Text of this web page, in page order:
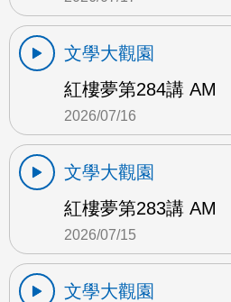
文學大觀園
紅樓夢第284講 AM
2026/07/16
文學大觀園
紅樓夢第283講 AM
2026/07/15
文學大觀園